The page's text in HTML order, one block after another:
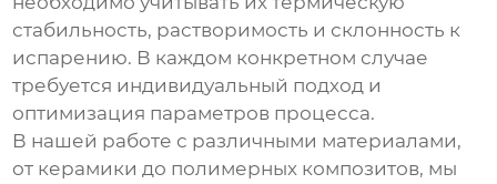
стабильность, растворимость и склонность к
испарению. В каждом конкретном случае
требуется индивидуальный подход и
оптимизация параметров процесса.
В нашей работе с различными материалами,
от керамики до полимерных композитов, мы